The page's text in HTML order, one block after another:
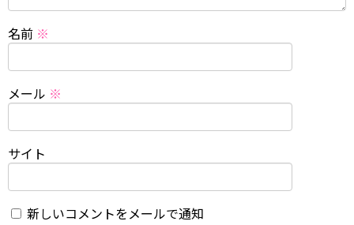
名前 ※
メール ※
サイト
新しいコメントをメールで通知